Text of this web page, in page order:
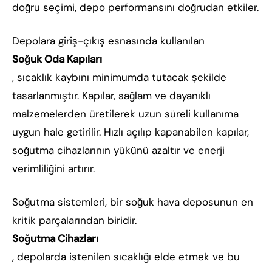
doğru seçimi, depo performansını doğrudan etkiler.
Depolara giriş-çıkış esnasında kullanılan
Soğuk Oda Kapıları
, sıcaklık kaybını minimumda tutacak şekilde
tasarlanmıştır. Kapılar, sağlam ve dayanıklı
malzemelerden üretilerek uzun süreli kullanıma
uygun hale getirilir. Hızlı açılıp kapanabilen kapılar,
soğutma cihazlarının yükünü azaltır ve enerji
verimliliğini artırır.
Soğutma sistemleri, bir soğuk hava deposunun en
kritik parçalarından biridir.
Soğutma Cihazları
, depolarda istenilen sıcaklığı elde etmek ve bu